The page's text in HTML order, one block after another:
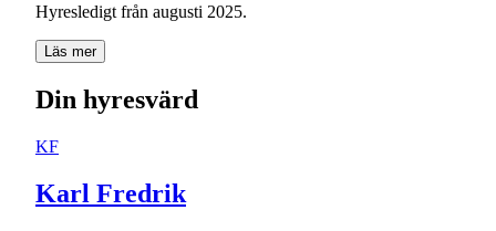
Hyresledigt från augusti 2025.
Läs mer
Din hyresvärd
KF
Karl Fredrik